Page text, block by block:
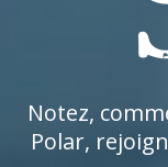
Notez,
Polar,